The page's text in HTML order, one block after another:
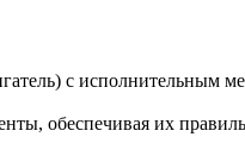
с
обеспечивая их